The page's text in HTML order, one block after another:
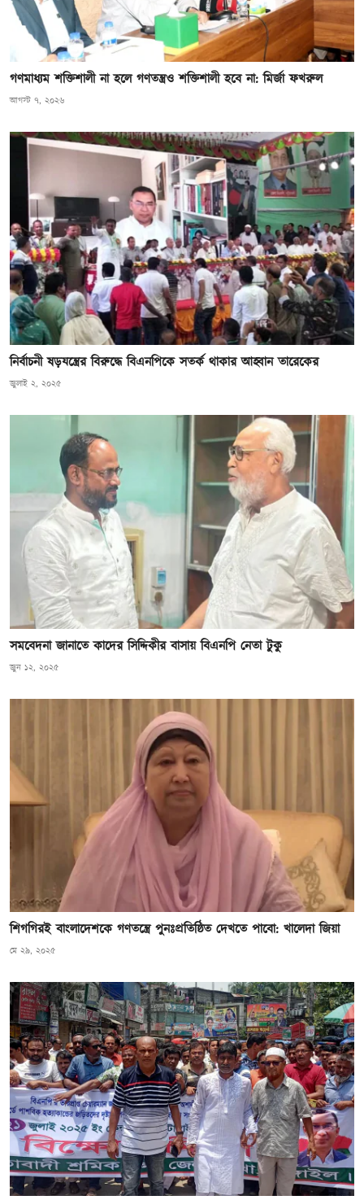
গণমাধ্যম শক্তিশালী না হলে গণতন্ত্রও শক্তিশালী হবে না: মির্জা ফখরুল
আগস্ট ৭, ২০২৬
নির্বাচনী ষড়যন্ত্রের বিরুদ্ধে বিএনপিকে সতর্ক থাকার আহ্বান তারেকের
জুলাই ২, ২০২৫
সমবেদনা জানাতে কাদের সিদ্দিকীর বাসায় বিএনপি নেতা টুকু
জুন ১২, ২০২৫
শিগগিরই বাংলাদেশকে গণতন্ত্রে পুনঃপ্রতিষ্ঠিত দেখতে পাবো: খালেদা জিয়া
মে ২৯, ২০২৫